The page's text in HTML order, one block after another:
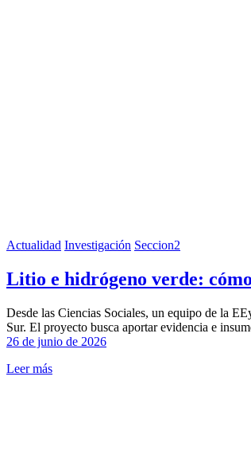
Actualidad Investigación Seccion2
Litio e hidrógeno verde:
Desde las Ciencias Sociales, un equipo de la
Sur. El proyecto busca aportar evidencia e
26 de junio de 2026
Leer más